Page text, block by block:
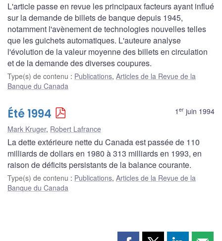
L'article passe en revue les principaux facteurs ayant influé
sur la demande de billets de banque depuis 1945,
notamment l'avènement de technologies nouvelles telles
que les guichets automatiques. L'auteure analyse
l'évolution de la valeur moyenne des billets en circulation
et de la demande des diverses coupures.
Type(s) de contenu : Publications, Articles de la Revue de la
Banque du Canada
1 er juin 1994
Été 1994
Mark Kruger, Robert Lafrance
La dette extérieure nette du Canada est passée de 110
milliards de dollars en 1980 à 313 milliards en 1993, en
raison de déficits persistants de la balance courante.
Type(s) de contenu : Publications, Articles de la Revue de la
Banque du Canada